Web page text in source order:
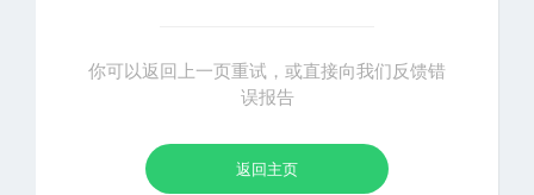
你可以返回上一页重试，或直接向我们反馈错
误报告
返回主页